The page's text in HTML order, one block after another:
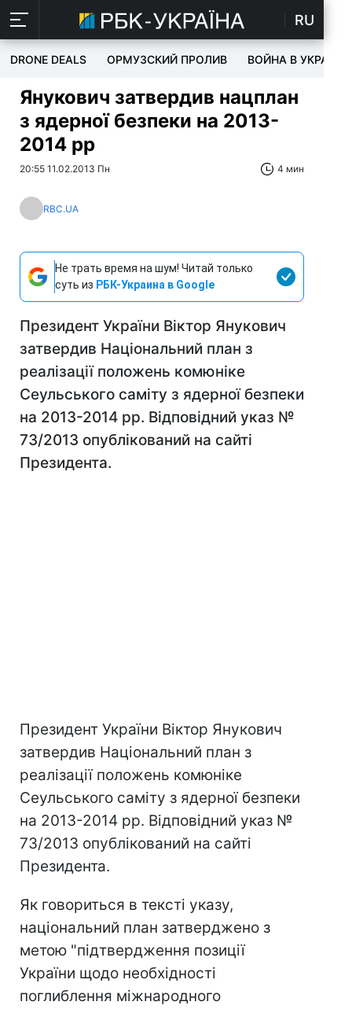
RU
DRONE DEALS ОРМУЗСКИЙ ПРОЛИВ ВОЙНА В УКРАИНЕ
Янукович затвердив нацплан
з ядерної безпеки на 2013-
2014 рр
20:55 11.02.2013 Пн 4 мин
RBC.UA
Не трать время на шум! Читай только
суть из РБК-Украина в Google
Президент України Віктор Янукович
затвердив Національний план з
реалізації положень комюніке
Сеульського саміту з ядерної безпеки
на 2013-2014 рр. Відповідний указ №
73/2013 опублікований на сайті
Президента.
Президент України Віктор Янукович
затвердив Національний план з
реалізації положень комюніке
Сеульського саміту з ядерної безпеки
на 2013-2014 рр. Відповідний указ №
73/2013 опублікований на сайті
Президента.
Як говориться в тексті указу,
національний план затверджено з
метою "підтвердження позиції
України щодо необхідності
поглиблення міжнародного